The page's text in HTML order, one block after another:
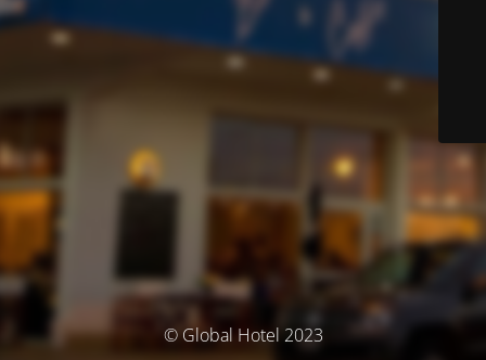
© Global Hotel 2023